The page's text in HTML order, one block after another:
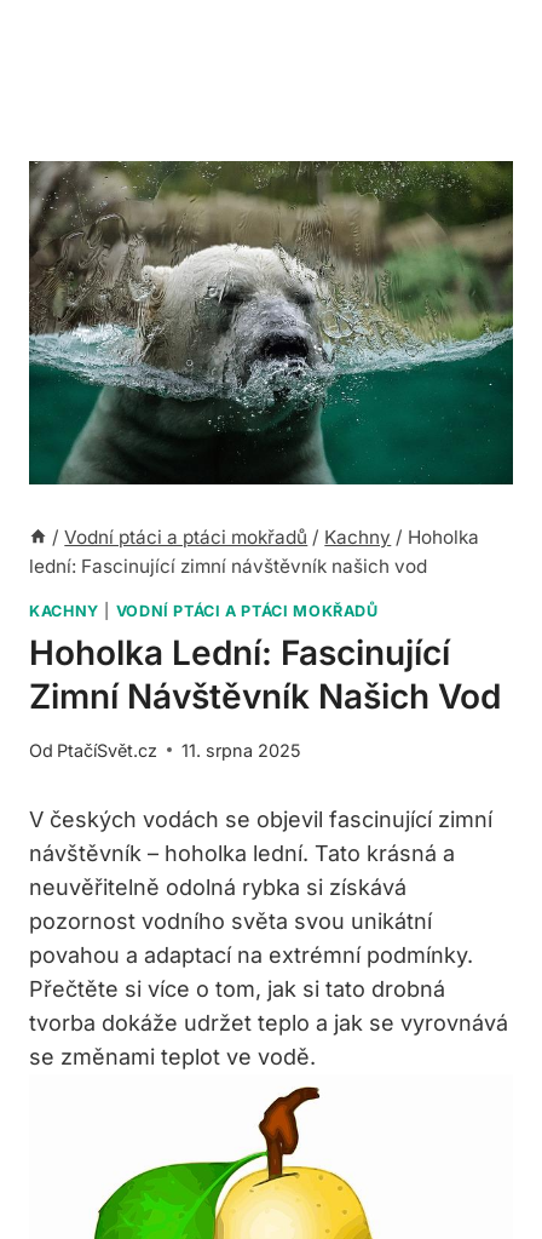
/ Vodní ptáci a ptáci mokřadů / Kachny / Hoholka
lední: Fascinující zimní návštěvník našich vod
KACHNY VODNÍ PTÁCI A PTÁCI MOKŘADŮ
Hoholka Lední: Fascinující
Zimní Návštěvník Našich Vod
Od PtačíSvět.cz 11. srpna 2025
V českých vodách se objevil fascinující zimní
návštěvník⁣ – hoholka lední. Tato​ krásná a
neuvěřitelně odolná rybka si získává
pozornost vodního světa‌ svou unikátní
povahou a adaptací na extrémní podmínky.
Přečtěte⁢ si více‌ o tom, jak⁤ si tato‍ drobná
tvorba dokáže​ udržet teplo a jak se vyrovnává
se změnami teplot ve vodě.